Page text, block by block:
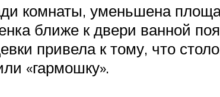
комнаты, уменьшена
ближе к двери ванной
привела к тому, что
«гармошку».